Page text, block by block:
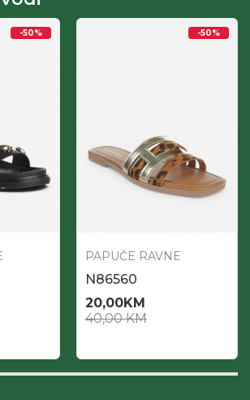
-50% -50%
PAPUČE RAVNE
N86560
20,00KM
40,00KM